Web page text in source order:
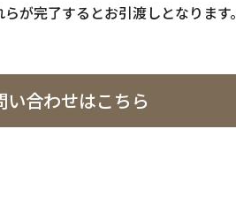
が完了するとお引渡しとなります。
い合わせはこちら